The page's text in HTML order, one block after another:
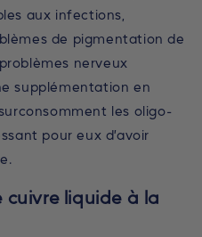
aux infections,
de pigmentation de
nerveux
supplémentation en
les oligo-
pour eux d’avoir
cuivre liquide à la